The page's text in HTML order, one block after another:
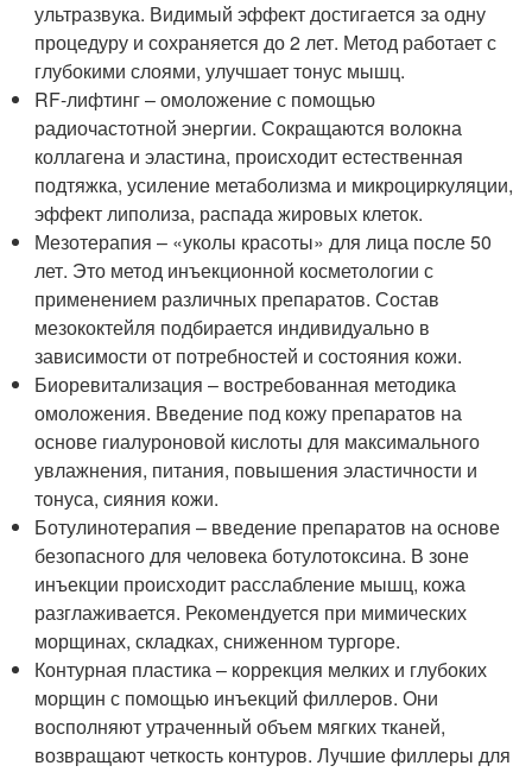
ультразвука. Видимый эффект достигается за одну
процедуру и сохраняется до 2 лет. Метод работает с
глубокими слоями, улучшает тонус мышц.
RF-лифтинг – омоложение с помощью
радиочастотной энергии. Сокращаются волокна
коллагена и эластина, происходит естественная
подтяжка, усиление метаболизма и микроциркуляции,
эффект липолиза, распада жировых клеток.
Мезотерапия – «уколы красоты» для лица после 50
лет. Это метод инъекционной косметологии с
применением различных препаратов. Состав
мезококтейля подбирается индивидуально в
зависимости от потребностей и состояния кожи.
Биоревитализация – востребованная методика
омоложения. Введение под кожу препаратов на
основе гиалуроновой кислоты для максимального
увлажнения, питания, повышения эластичности и
тонуса, сияния кожи.
Ботулинотерапия – введение препаратов на основе
безопасного для человека ботулотоксина. В зоне
инъекции происходит расслабление мышц, кожа
разглаживается. Рекомендуется при мимических
морщинах, складках, сниженном тургоре.
Контурная пластика – коррекция мелких и глубоких
морщин с помощью инъекций филлеров. Они
восполняют утраченный объем мягких тканей,
возвращают четкость контуров. Лучшие филлеры для